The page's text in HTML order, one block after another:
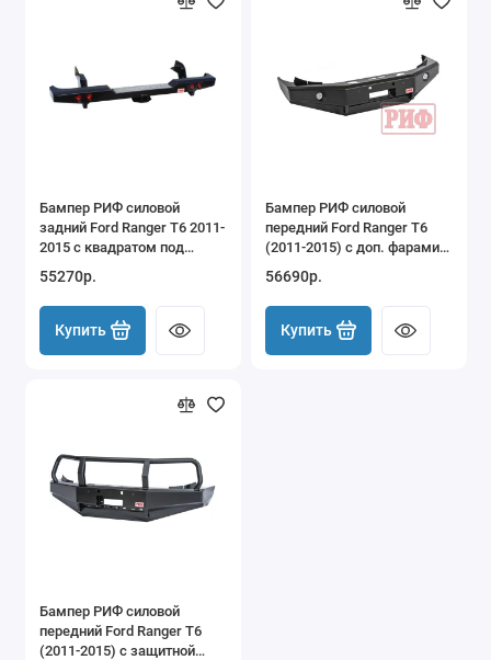
Бампер РИФ силовой
задний Ford Ranger T6 2011-
2015 с квадратом под
55270р.
Купить
Бампер РИФ силовой
передний Ford Ranger T6
(2011-2015) с доп. фарами
56690р.
Купить
Бампер РИФ силовой
передний Ford Ranger T6
(2011-2015) с защитной